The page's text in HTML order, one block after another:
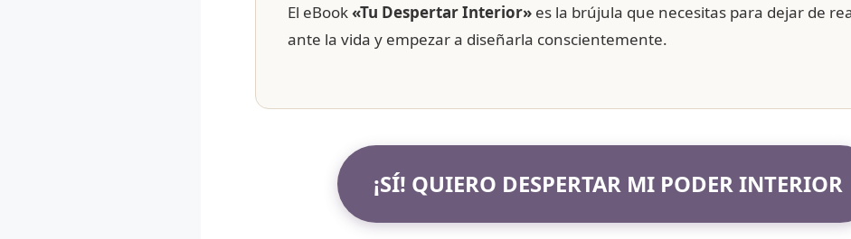
El eBook«Tu Despertar Interior» es la brújula que necesitas para dejar de
ante la vida y empezar a diseñarla conscientemente.
¡SÍ! QUIERO DESPERTAR MI PODER INTERIOR